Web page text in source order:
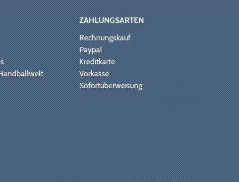
ZAHLUNGSARTEN
Rechnungskauf
Paypal
Kreditkarte
Vorkasse
Sofortüberweisung